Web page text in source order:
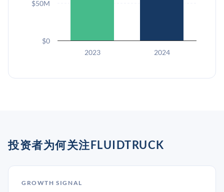
2023 2024
$0
$50M
投资者为何关注FLUIDTRUCK
GROWTH SIGNAL